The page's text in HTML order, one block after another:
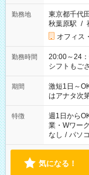
勤務地
東京都千代
秋葉原駅 /
オフィス
勤務時間
20:00～24：
シフトもご
期間
激短1日～
はアナタ次
特徴 週1日から
業・Wワー
なし / パソ
気になる！